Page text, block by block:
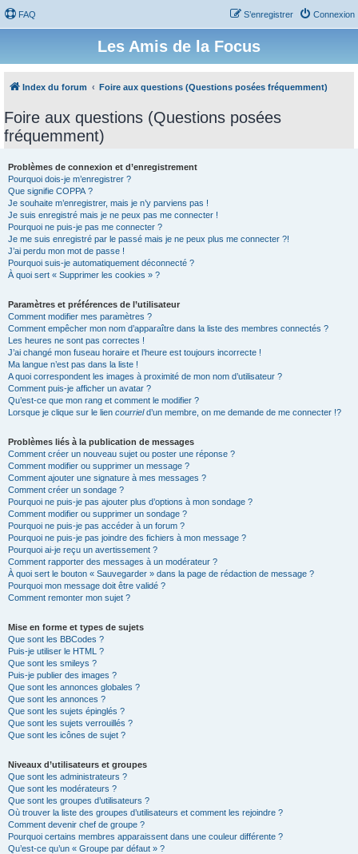
FAQ Connexion
S’enregistrer
Les Amis de la Focus
Index du forum Foire aux questions (Questions posées fréquemment)
Foire aux questions (Questions posées
fréquemment)
Problèmes de connexion et d’enregistrement
Pourquoi dois-je m’enregistrer ?
Que signifie COPPA ?
Je souhaite m’enregistrer, mais je n’y parviens pas !
Je suis enregistré mais je ne peux pas me connecter !
Pourquoi ne puis-je pas me connecter ?
Je me suis enregistré par le passé mais je ne peux plus me connecter ?!
J’ai perdu mon mot de passe !
Pourquoi suis-je automatiquement déconnecté ?
À quoi sert « Supprimer les cookies » ?
Paramètres et préférences de l’utilisateur
Comment modifier mes paramètres ?
Comment empêcher mon nom d’apparaître dans la liste des membres connectés ?
Les heures ne sont pas correctes !
J’ai changé mon fuseau horaire et l’heure est toujours incorrecte !
Ma langue n’est pas dans la liste !
A quoi correspondent les images à proximité de mon nom d’utilisateur ?
Comment puis-je afficher un avatar ?
Qu’est-ce que mon rang et comment le modifier ?
Lorsque je clique sur le lien courrield’un membre, on me demande de me connecter !?
Problèmes liés à la publication de messages
Comment créer un nouveau sujet ou poster une réponse ?
Comment modifier ou supprimer un message ?
Comment ajouter une signature à mes messages ?
Comment créer un sondage ?
Pourquoi ne puis-je pas ajouter plus d’options à mon sondage ?
Comment modifier ou supprimer un sondage ?
Pourquoi ne puis-je pas accéder à un forum ?
Pourquoi ne puis-je pas joindre des fichiers à mon message ?
Pourquoi ai-je reçu un avertissement ?
Comment rapporter des messages à un modérateur ?
À quoi sert le bouton « Sauvegarder » dans la page de rédaction de message ?
Pourquoi mon message doit être validé ?
Comment remonter mon sujet ?
Mise en forme et types de sujets
Que sont les BBCodes ?
Puis-je utiliser le HTML ?
Que sont les smileys ?
Puis-je publier des images ?
Que sont les annonces globales ?
Que sont les annonces ?
Que sont les sujets épinglés ?
Que sont les sujets verrouillés ?
Que sont les icônes de sujet ?
Niveaux d’utilisateurs et groupes
Que sont les administrateurs ?
Que sont les modérateurs ?
Que sont les groupes d’utilisateurs ?
Où trouver la liste des groupes d’utilisateurs et comment les rejoindre ?
Comment devenir chef de groupe ?
Pourquoi certains membres apparaissent dans une couleur différente ?
Qu’est-ce qu’un « Groupe par défaut » ?